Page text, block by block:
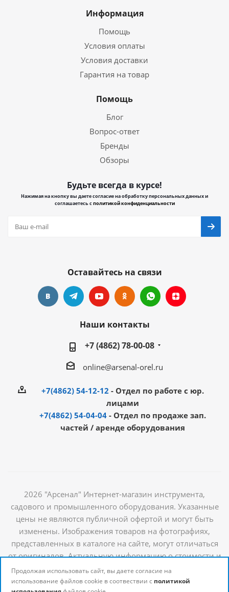
Информация
Помощь
Условия оплаты
Условия доставки
Гарантия на товар
Помощь
Блог
Вопрос-ответ
Бренды
Обзоры
Будьте всегда в курсе!
Нажимая на кнопку вы даете согласие на обработку персональных данных и
соглашаетесь сполитикой конфиденциальности
Оставайтесь на связи
Наши контакты
+7 (4862) 78-00-08
online@arsenal-orel.ru
+7(4862) 54-12-12 - Отдел по работе с юр.
лицами
+7(4862) 54-04-04 - Отдел по продаже зап.
частей / аренде оборудования
2026 "Арсенал" Интернет-магазин инструмента,
садового и промышленного оборудования. Указанные
цены не являются публичной офертой и могут быть
изменены. Изображения товаров на фотографиях,
представленных в каталоге на сайте, могут отличаться
от оригиналов. Актуальную информацию о стоимости и
наличии товаров можно получить у наших
менеджеров
Продолжая использовать сайт, вы даете согласие на
использование файлов cookie в соотвествии с политикой